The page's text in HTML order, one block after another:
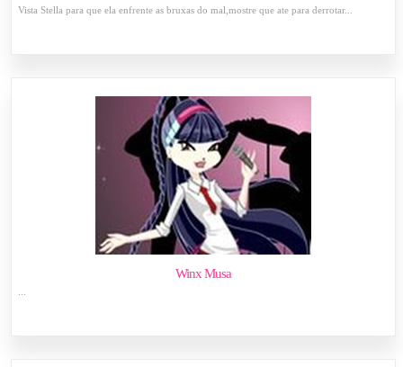
Vista Stella para que ela enfrente as bruxas do mal,mostre que ate para derrotar...
Winx Musa